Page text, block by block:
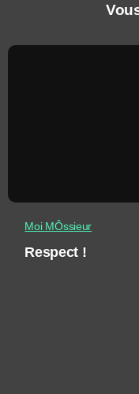
Moi MÔssieur
Respect !